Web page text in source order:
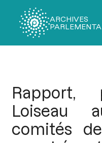
ARCHIVES
Rapport,
Loiseau
comités